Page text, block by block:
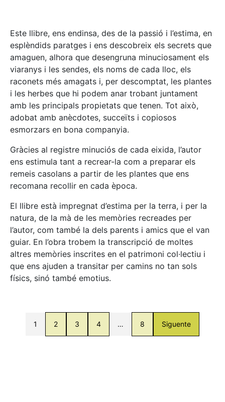
Este llibre, ens endinsa, des de la passió i l’estima, en
esplèndids paratges i ens descobreix els secrets que
amaguen, alhora que desengruna minuciosament els
viaranys i les sendes, els noms de cada lloc, els
raconets més amagats i, per descomptat, les plantes
i les herbes que hi podem anar trobant juntament
amb les principals propietats que tenen. Tot això,
adobat amb anècdotes, succeïts i copiosos
esmorzars en bona companyia.
Gràcies al registre minuciós de cada eixida, l’autor
ens estimula tant a recrear-la com a preparar els
remeis casolans a partir de les plantes que ens
recomana recollir en cada època.
El llibre està impregnat d’estima per la terra, i per la
natura, de la mà de les memòries recreades per
l’autor, com també la dels parents i amics que el van
guiar. En l’obra trobem la transcripció de moltes
altres memòries inscrites en el patrimoni col·lectiu i
que ens ajuden a transitar per camins no tan sols
físics, sinó també emotius.
1 2 3 4 … 8 Siguente